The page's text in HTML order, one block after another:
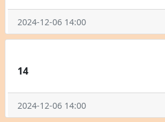
2024-12-06 14:00
14
2024-12-06 14:00